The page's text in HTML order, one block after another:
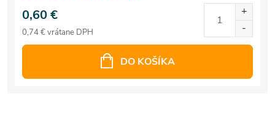
0,60 €
0,74 € vrátane DPH
DO KOŠÍKA